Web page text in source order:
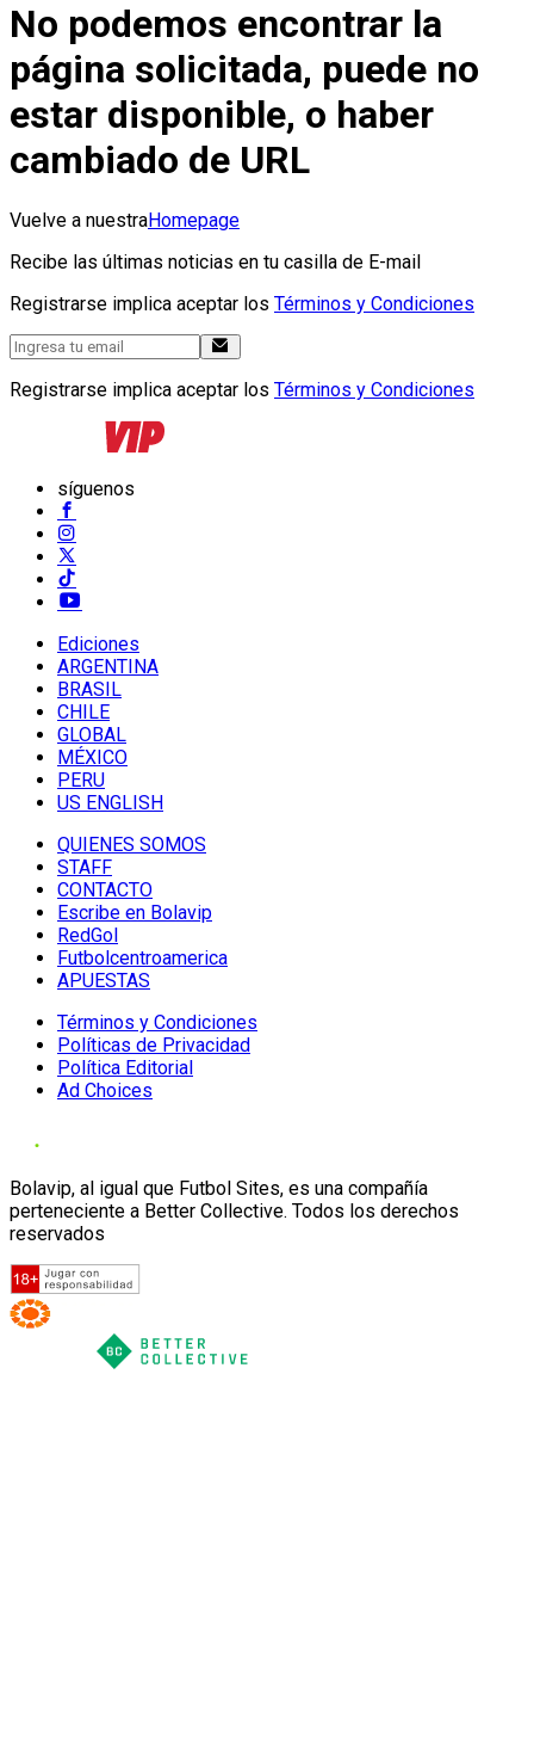
No podemos encontrar la
página solicitada, puede no
estar disponible, o haber
cambiado de URL
Vuelve a nuestraHomepage
Recibe las últimas noticias en tu casilla de E-mail
Registrarse implica aceptar los Términos y Condiciones
Registrarse implica aceptar los Términos y Condiciones
síguenos
Ediciones
ARGENTINA
BRASIL
CHILE
GLOBAL
MÉXICO
PERU
US ENGLISH
QUIENES SOMOS
STAFF
CONTACTO
Escribe en Bolavip
RedGol
Futbolcentroamerica
APUESTAS
Términos y Condiciones
Políticas de Privacidad
Política Editorial
Ad Choices
Bolavip, al igual que Futbol Sites, es una compañía
perteneciente a Better Collective. Todos los derechos
reservados